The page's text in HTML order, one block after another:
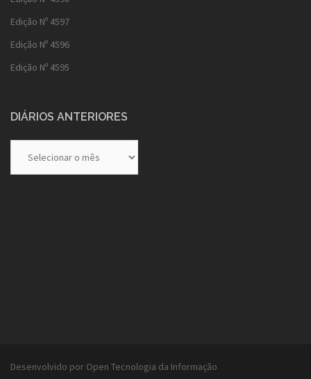
Edição Nº 4597
Edição Nº 4596
Edição Nº 4595
DIÁRIOS ANTERIORES
Anteriores
Desenvolvido por Open Tecnologia da Informação